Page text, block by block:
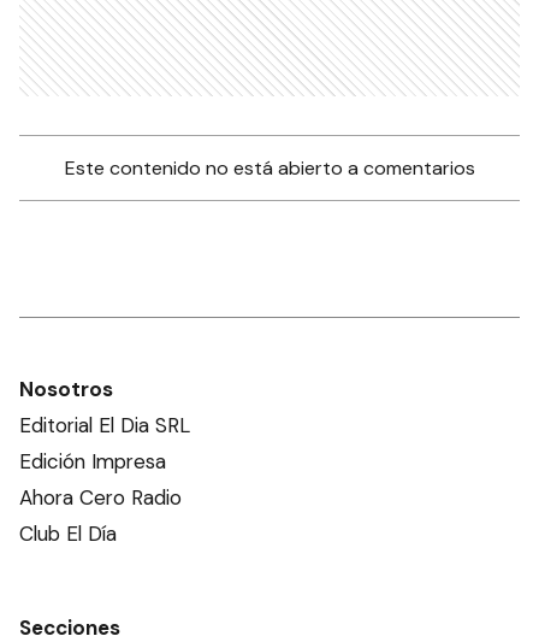
Este contenido no está abierto a comentarios
Nosotros
Editorial El Dia SRL
Edición Impresa
Ahora Cero Radio
Club El Día
Secciones